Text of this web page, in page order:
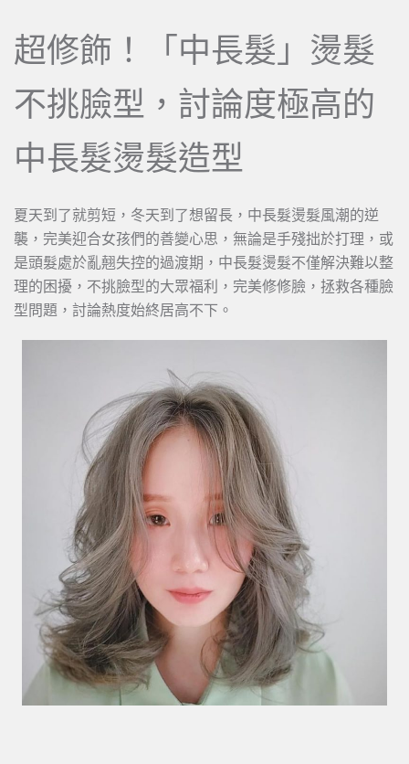
超修飾！「中長髮」燙髮
不挑臉型，討論度極高的
中長髮燙髮造型
夏天到了就剪短，冬天到了想留長，中長髮燙髮風潮的逆
襲，完美迎合女孩們的善變心思，無論是手殘拙於打理，或
是頭髮處於亂翹失控的過渡期，中長髮燙髮不僅解決難以整
理的困擾，不挑臉型的大眾福利，完美修修臉，拯救各種臉
型問題，討論熱度始終居高不下。